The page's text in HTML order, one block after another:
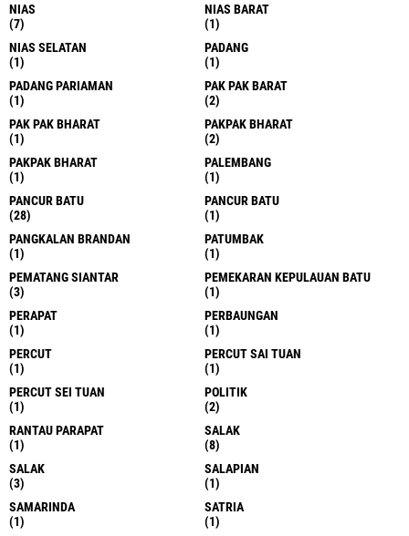
NIAS
(7)
NIAS BARAT
(1)
NIAS SELATAN
(1)
PADANG
(1)
PADANG PARIAMAN
(1)
PAK PAK BARAT
(2)
PAK PAK BHARAT
(1)
PAKPAK BHARAT
(2)
PAKPAK BHARAT
(1)
PALEMBANG
(1)
PANCUR BATU
(28)
PANCUR BATU
(1)
PANGKALAN BRANDAN
(1)
PATUMBAK
(1)
PEMATANG SIANTAR
(3)
PEMEKARAN KEPULAUAN BATU
(1)
PERAPAT
(1)
PERBAUNGAN
(1)
PERCUT
(1)
PERCUT SAI TUAN
(1)
PERCUT SEI TUAN
(1)
POLITIK
(2)
RANTAU PARAPAT
(1)
SALAK
(8)
SALAK
(3)
SALAPIAN
(1)
SAMARINDA
(1)
SATRIA
(1)